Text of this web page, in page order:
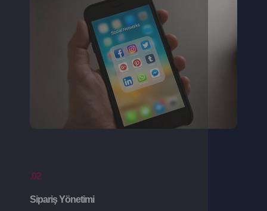
.02
Sipariş Yönetimi